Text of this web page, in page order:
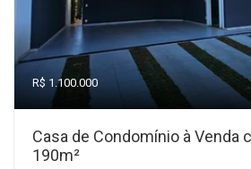
R$ 1.100.000
Casa de Condomínio à Venda
190m²